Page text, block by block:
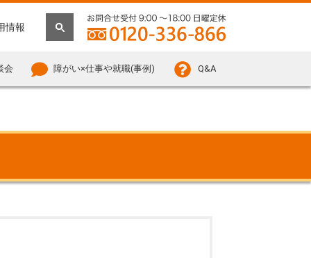
情報
会 障がい×仕事や就職(事例) Q&A